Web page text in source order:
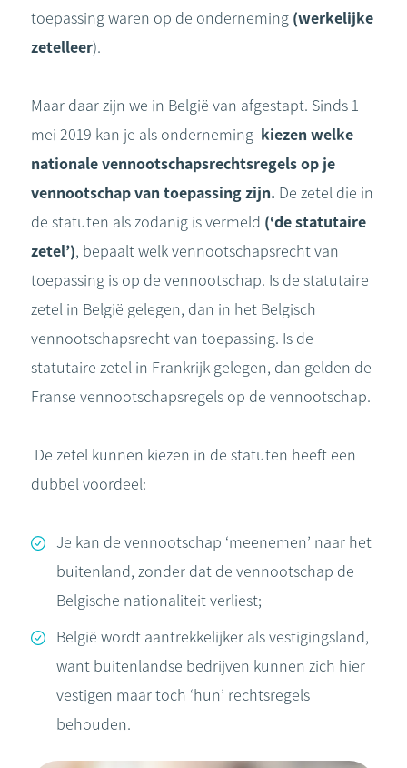
toepassing waren op de onderneming (werkelijke
zetelleer).
Maar daar zijn we in België van afgestapt. Sinds 1
mei 2019 kan je als onderneming kiezen welke
nationale vennootschapsrechtsregels op je
vennootschap van toepassing zijn. De zetel die in
de statuten als zodanig is vermeld (‘de statutaire
zetel’), bepaalt welk vennootschapsrecht van
toepassing is op de vennootschap. Is de statutaire
zetel in België gelegen, dan in het Belgisch
vennootschapsrecht van toepassing. Is de
statutaire zetel in Frankrijk gelegen, dan gelden de
Franse vennootschapsregels op de vennootschap.
De zetel kunnen kiezen in de statuten heeft een
dubbel voordeel:
Je kan de vennootschap ‘meenemen’ naar het
buitenland, zonder dat de vennootschap de
Belgische nationaliteit verliest;
België wordt aantrekkelijker als vestigingsland,
want buitenlandse bedrijven kunnen zich hier
vestigen maar toch ‘hun’ rechtsregels
behouden.